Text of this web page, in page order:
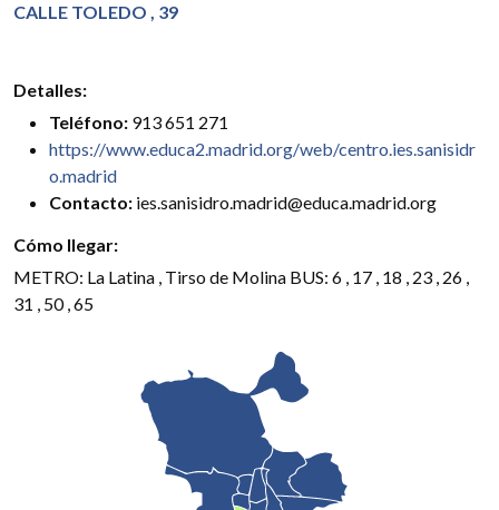
CALLE TOLEDO , 39
Detalles:
Teléfono: 913 651 271
https://www.educa2.madrid.org/web/centro.ies.sanisidr
o.madrid
Contacto: ies.sanisidro.madrid@educa.madrid.org
Cómo llegar:
METRO: La Latina , Tirso de Molina BUS: 6 , 17 , 18 , 23 , 26 ,
31 , 50 , 65